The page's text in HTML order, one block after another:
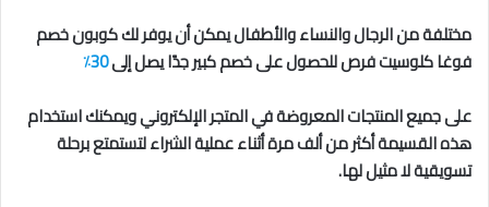
مختلفة من الرجال والنساء والأطفاليمكن أن يوفر لك كوبون خصم
فوغا كلوسيت فرص للحصول على خصم كبير جدًا يصل إلى30٪
على جميع المنتجات المعروضة في المتجر الإلكتروني ويمكنك استخدام
هذه القسيمة أكثر من ألف مرة أثناء عملية الشراء لتستمتع برحلة
تسويقية لا مثيل لها.